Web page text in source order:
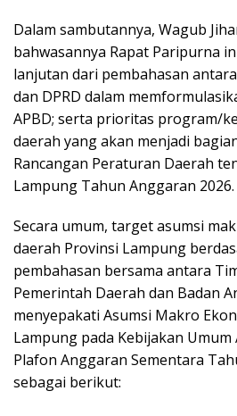
Dalam sambutannya, Wagub
bahwasannya Rapat Paripurna
lanjutan dari pembahasan
dan DPRD dalam
APBD; serta prioritas program/
daerah yang akan menjadi
Rancangan Peraturan Daerah
Lampung Tahun Anggaran 2026.
Secara umum, target asumsi
daerah Provinsi Lampung
pembahasan bersama antara
Pemerintah Daerah dan Badan
menyepakati Asumsi Makro
Lampung pada Kebijakan Umum
Plafon Anggaran Sementara
sebagai berikut: